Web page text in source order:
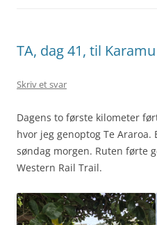
TA, dag 41, til
Skriv et svar
Dagens to første kilometer
hvor jeg genoptog Te
søndag morgen. Ruten førte
Western Rail Trail.